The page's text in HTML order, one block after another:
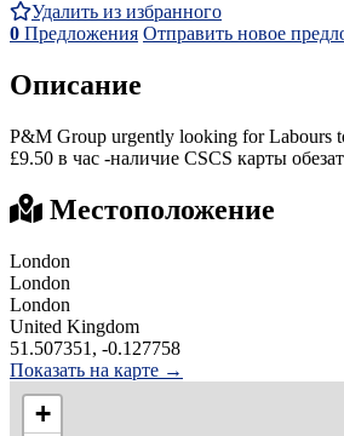
Удалить из избранного
0 Предложения Отправить новое
Описание
P&M Group urgently looking for Labours
£9.50 в час -наличие CSCS карты
Местоположение
London
London
London
United Kingdom
51.507351, -0.127758
Показать на карте →
+